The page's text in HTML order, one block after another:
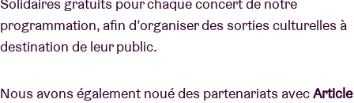
programmation, afin d’organiser des sorties culturelles à
destination de leur public.
Nous avons également noué des partenariats avecArticle